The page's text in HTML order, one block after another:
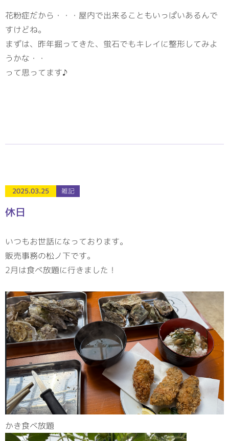
花粉症だから・・・屋内で出来ることもいっぱいあるんで
すけどね。
まずは、昨年掘ってきた、蛍石でもキレイに整形してみよ
うかな・・
って思ってます♪
2025.03.25 雑記
休日
いつもお世話になっております。
販売事務の松ノ下です。
2月は食べ放題に行きました！
かき食べ放題